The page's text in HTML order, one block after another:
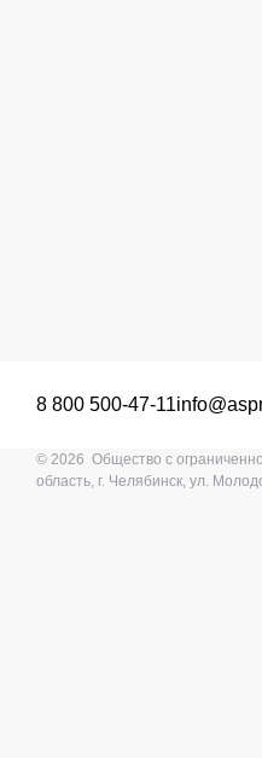
8 800 500-47-11
© 2026 Общество с
область, г. Челябинск, ул.